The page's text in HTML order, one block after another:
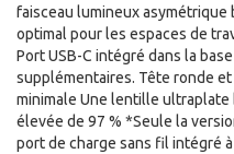
faisceau lumineux
optimal pour les espaces de
Port USB-C intégré dans la
supplémentaires. Tête ronde
minimale Une lentille
élevée de 97 % *Seule la
port de charge sans fil intégré